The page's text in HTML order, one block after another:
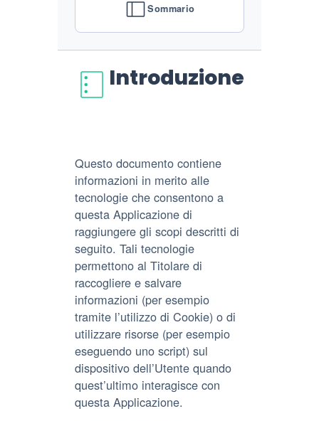
Sommario
Introduzione
Questo documento contiene
informazioni in merito alle
tecnologie che consentono a
questa Applicazione di
raggiungere gli scopi descritti di
seguito. Tali tecnologie
permettono al Titolare di
raccogliere e salvare
informazioni (per esempio
tramite l’utilizzo di Cookie) o di
utilizzare risorse (per esempio
eseguendo uno script) sul
dispositivo dell’Utente quando
quest’ultimo interagisce con
questa Applicazione.